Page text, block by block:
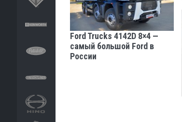
Ford Trucks 4142D 8×4 —
самый большой Ford в
России